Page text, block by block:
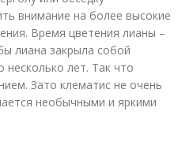
внимание на более высокие
Время цветения лианы –
лиана закрыла собой
несколько лет. Так что
Зато клематис не очень
необычными и яркими